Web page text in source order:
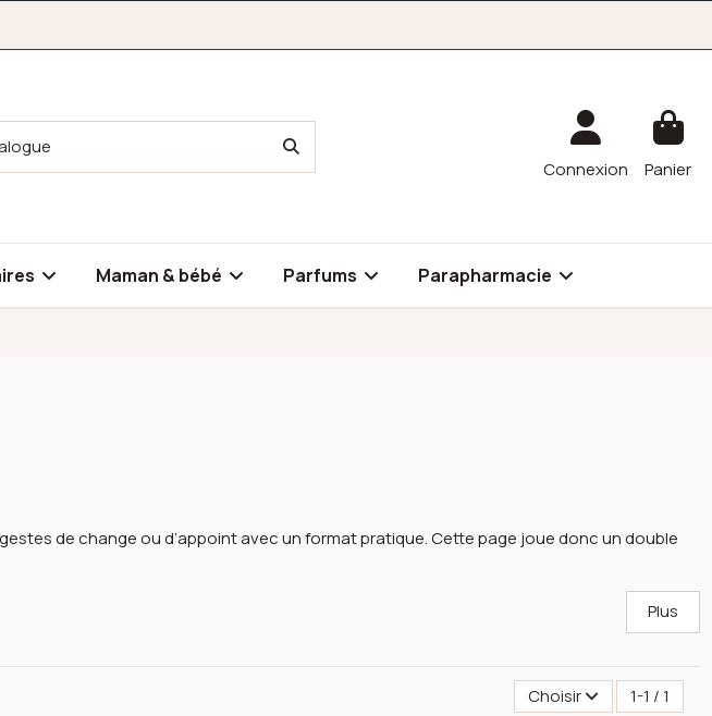
Connexion Panier
Maman & bébé Parfums Parapharmacie
de change ou d’appoint avec un format pratique. Cette page joue donc un double
Plus
Choisir 1-1 / 1